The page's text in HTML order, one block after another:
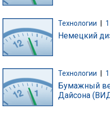
Технологии
Немецкий
Технологии
Бумажный
Дайсона